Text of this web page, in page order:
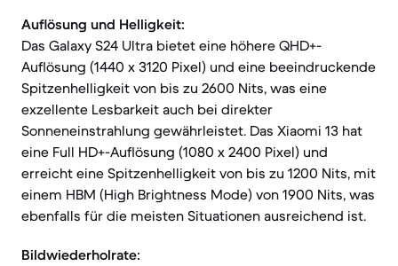
Auflösung und Helligkeit:
Das Galaxy S24 Ultra bietet eine höhere QHD+-
Auflösung (1440 x 3120 Pixel) und eine beeindruckende
Spitzenhelligkeit von bis zu 2600 Nits, was eine
exzellente Lesbarkeit auch bei direkter
Sonneneinstrahlung gewährleistet. Das Xiaomi 13 hat
eine Full HD+-Auflösung (1080 x 2400 Pixel) und
erreicht eine Spitzenhelligkeit von bis zu 1200 Nits, mit
einem HBM (High Brightness Mode) von 1900 Nits, was
ebenfalls für die meisten Situationen ausreichend ist.
Bildwiederholrate: